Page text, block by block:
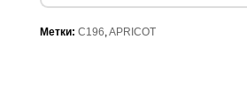
Метки: C196 APRICOT